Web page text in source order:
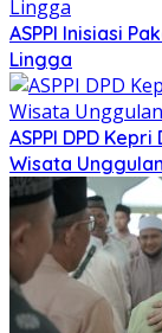
ASPPI Inisiasi
Lingga
ASPPI DPD
Wisata